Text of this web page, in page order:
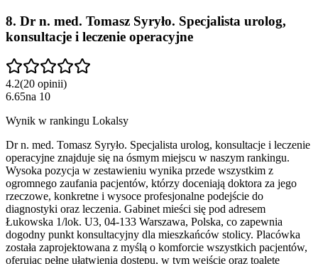
8. Dr n. med. Tomasz Syryło. Specjalista urolog,
konsultacje i leczenie operacyjne
4.2(20 opinii)
6.65na 10
Wynik w rankingu Lokalsy
Dr n. med. Tomasz Syryło. Specjalista urolog, konsultacje i leczenie
operacyjne znajduje się na ósmym miejscu w naszym rankingu.
Wysoka pozycja w zestawieniu wynika przede wszystkim z
ogromnego zaufania pacjentów, którzy doceniają doktora za jego
rzeczowe, konkretne i wysoce profesjonalne podejście do
diagnostyki oraz leczenia. Gabinet mieści się pod adresem
Łukowska 1/lok. U3, 04-133 Warszawa, Polska, co zapewnia
dogodny punkt konsultacyjny dla mieszkańców stolicy. Placówka
została zaprojektowana z myślą o komforcie wszystkich pacjentów,
oferując pełne ułatwienia dostępu, w tym wejście oraz toaletę